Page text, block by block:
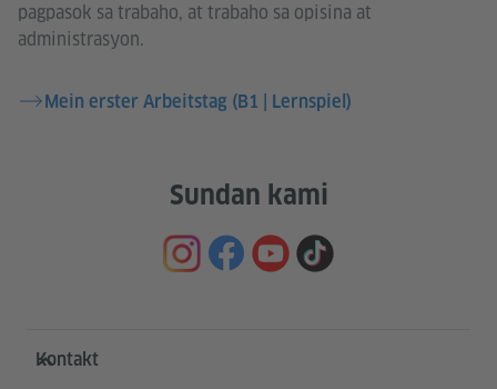
pagpasok sa trabaho, at trabaho sa opisina at
administrasyon.
Mein erster Arbeitstag (B1 | Lernspiel)
Sundan kami
Service- und Informationsbereich
Kontakt